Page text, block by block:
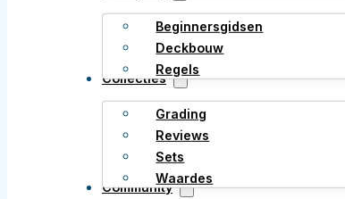
Beginnersgidsen
Deckbouw
Regels
Collecties
Grading
Reviews
Sets
Waardes
Community